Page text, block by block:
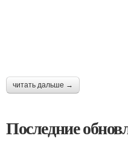
читать дальше →
Последние